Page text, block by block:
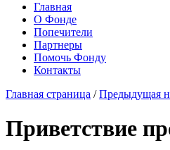
Главная
О Фонде
Попечители
Партнеры
Помочь Фонду
Контакты
Главная страница / Предыдущая
Приветствие